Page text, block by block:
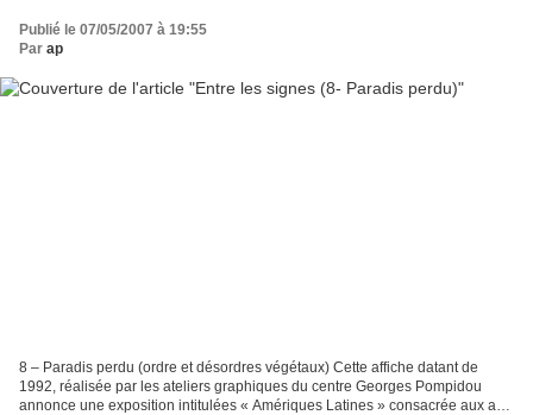
Publié le 07/05/2007 à 19:55
Par ap
8 – Paradis perdu (ordre et désordres végétaux) Cette affiche datant de
1992, réalisée par les ateliers graphiques du centre Georges Pompidou
annonce une exposition intitulées « Amériques Latines » consacrée aux arts